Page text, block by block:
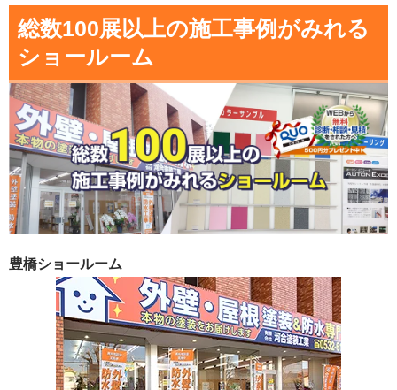
総数100展以上の施工事例がみれる
ショールーム
豊橋ショールーム